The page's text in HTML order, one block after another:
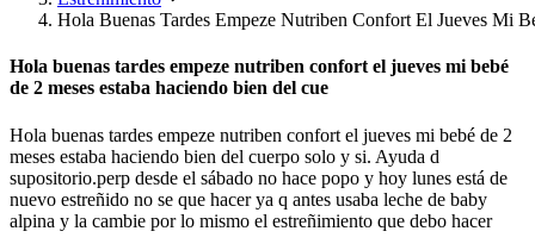
Hola Buenas Tardes Empeze Nutriben Confort El Jueves Mi
Hola buenas tardes empeze nutriben confort el jueves mi bebé
de 2 meses estaba haciendo bien del cue
Hola buenas tardes empeze nutriben confort el jueves mi bebé de 2
meses estaba haciendo bien del cuerpo solo y si. Ayuda d
supositorio.perp desde el sábado no hace popo y hoy lunes está de
nuevo estreñido no se que hacer ya q antes usaba leche de baby
alpina y la cambie por lo mismo el estreñimiento que debo hacer